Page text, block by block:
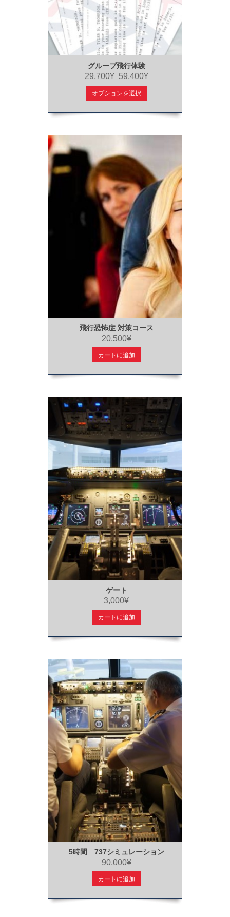
グループ飛行体験
29,700¥–59,400¥
オプションを選択
飛行恐怖症 対策コース
20,500¥
カートに追加
ゲート
3,000¥
カートに追加
5時間 737シミュレーション
90,000¥
カートに追加